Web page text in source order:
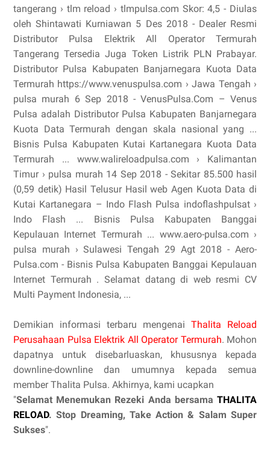
tangerang › tlm reload › tlmpulsa.com Skor: 4,5 - ‎Diulas
oleh Shintawati Kurniawan 5 Des 2018 - Dealer Resmi
Distributor Pulsa Elektrik All Operator Termurah
Tangerang Tersedia Juga Token Listrik PLN Prabayar.
Distributor Pulsa Kabupaten Banjarnegara Kuota Data
Termurah https://www.venuspulsa.com › Jawa Tengah ›
pulsa murah 6 Sep 2018 - VenusPulsa.Com – Venus
Pulsa adalah Distributor Pulsa Kabupaten Banjarnegara
Kuota Data Termurah dengan skala nasional yang ...
Bisnis Pulsa Kabupaten Kutai Kartanegara Kuota Data
Termurah ... www.walireloadpulsa.com › Kalimantan
Timur › pulsa murah 14 Sep 2018 - Sekitar 85.500 hasil
(0,59 detik) Hasil Telusur Hasil web Agen Kuota Data di
Kutai Kartanegara – Indo Flash Pulsa indoflashpulsat ›
Indo Flash ... Bisnis Pulsa Kabupaten Banggai
Kepulauan Internet Termurah ... www.aero-pulsa.com ›
pulsa murah › Sulawesi Tengah 29 Agt 2018 - Aero-
Pulsa.com - Bisnis Pulsa Kabupaten Banggai Kepulauan
Internet Termurah . Selamat datang di web resmi CV
Multi Payment Indonesia, ...
Demikian informasi terbaru mengenai Thalita Reload
Perusahaan Pulsa Elektrik All Operator Termurah. Mohon
dapatnya untuk disebarluaskan, khususnya kepada
downline-downline dan umumnya kepada semua
member Thalita Pulsa. Akhirnya, kami ucapkan
"Selamat Menemukan Rezeki Anda bersama THALITA
RELOAD. Stop Dreaming, Take Action & Salam Super
Sukses".